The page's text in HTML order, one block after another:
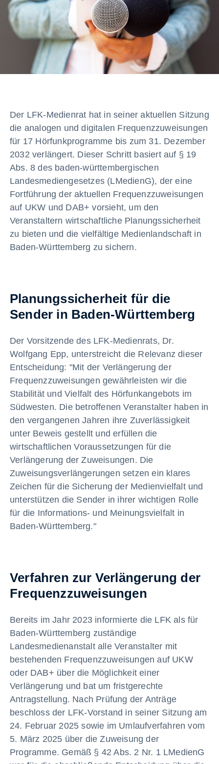
Der LFK-Medienrat hat in seiner aktuellen Sitzung
die analogen und digitalen Frequenzzuweisungen
für 17 Hörfunkprogramme bis zum 31. Dezember
2032 verlängert. Dieser Schritt basiert auf § 19
Abs. 8 des baden-württembergischen
Landesmediengesetzes (LMedienG), der eine
Fortführung der aktuellen Frequenzzuweisungen
auf UKW und DAB+ vorsieht, um den
Veranstaltern wirtschaftliche Planungssicherheit
zu bieten und die vielfältige Medienlandschaft in
Baden-Württemberg zu sichern.
Planungssicherheit für die
Sender in Baden-Württemberg
Der Vorsitzende des LFK-Medienrats, Dr.
Wolfgang Epp, unterstreicht die Relevanz dieser
Entscheidung: "Mit der Verlängerung der
Frequenzzuweisungen gewährleisten wir die
Stabilität und Vielfalt des Hörfunkangebots im
Südwesten. Die betroffenen Veranstalter haben in
den vergangenen Jahren ihre Zuverlässigkeit
unter Beweis gestellt und erfüllen die
wirtschaftlichen Voraussetzungen für die
Verlängerung der Zuweisungen. Die
Zuweisungsverlängerungen setzen ein klares
Zeichen für die Sicherung der Medienvielfalt und
unterstützen die Sender in ihrer wichtigen Rolle
für die Informations- und Meinungsvielfalt in
Baden-Württemberg."
Verfahren zur Verlängerung der
Frequenzzuweisungen
Bereits im Jahr 2023 informierte die LFK als für
Baden-Württemberg zuständige
Landesmedienanstalt alle Veranstalter mit
bestehenden Frequenzzuweisungen auf UKW
oder DAB+ über die Möglichkeit einer
Verlängerung und bat um fristgerechte
Antragstellung. Nach Prüfung der Anträge
beschloss der LFK-Vorstand in seiner Sitzung am
24. Februar 2025 sowie im Umlaufverfahren vom
5. März 2025 über die Zuweisung der
Programme. Gemäß § 42 Abs. 2 Nr. 1 LMedienG